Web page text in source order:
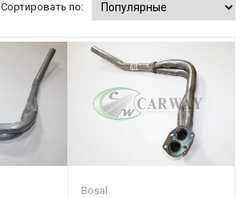
Сортировать по:
Bosal